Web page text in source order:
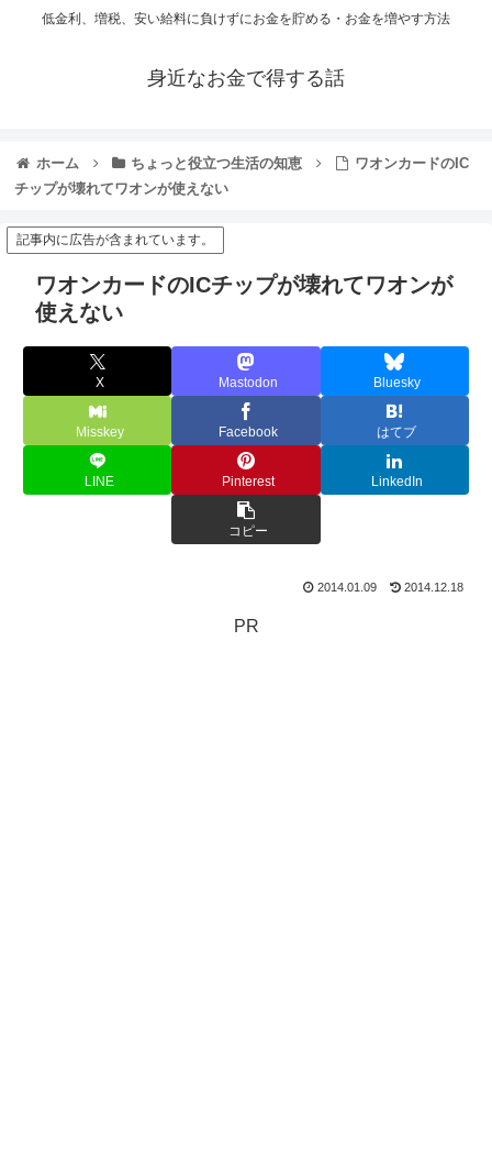
低金利、増税、安い給料に負けずにお金を貯める・お金を増やす方法
身近なお金で得する話
ホーム ちょっと役立つ生活の知恵
ワオンカードのIC
チップが壊れてワオンが使えない
記事内に広告が含まれています。
ワオンカードのICチップが壊れてワオンが
使えない
X Mastodon Bluesky
Misskey Facebook はてブ
LINE Pinterest LinkedIn
コピー
2014.01.09 2014.12.18
PR